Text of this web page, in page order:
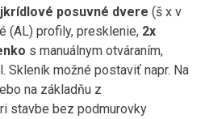
posuvné dvere (š x v
(AL) profily, presklenie, 2x
s manuálnym otváraním,
Skleník možné postaviť napr. Na
na základňu z
stavbe bez podmurovky